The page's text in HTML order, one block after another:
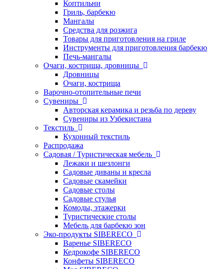
Коптильни
Гриль, барбекю
Мангалы
Средства для розжига
Товары для приготовления на гриле
Инструменты для приготовления барбекю
Печь-мангалы
Очаги, кострища, дровницы
Дровницы
Очаги, кострища
Варочно-отопительные печи
Сувениры
Авторская керамика и резьба по дереву
Сувениры из Узбекистана
Текстиль
Кухонный текстиль
Распродажа
Садовая / Туристическая мебель
Лежаки и шезлонги
Садовые диваны и кресла
Садовые скамейки
Садовые столы
Садовые стулья
Комоды, этажерки
Туристические столы
Мебель для барбекю зон
Эко-продукты SIBERECO
Варенье SIBERECO
Кедрокофе SIBERECO
Конфеты SIBERECO